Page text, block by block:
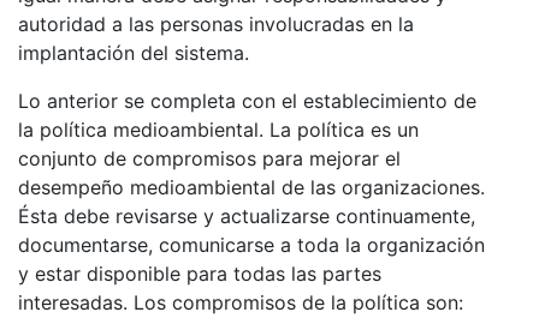
autoridad a las personas involucradas en la
implantación del sistema.
Lo anterior se completa con el establecimiento de
la política medioambiental. La política es un
conjunto de compromisos para mejorar el
desempeño medioambiental de las organizaciones.
Ésta debe revisarse y actualizarse continuamente,
documentarse, comunicarse a toda la organización
y estar disponible para todas las partes
interesadas. Los compromisos de la política son: